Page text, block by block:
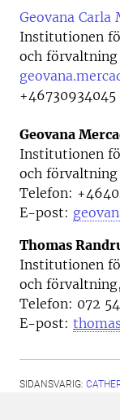
Geovana Carla
Institutionen
och förvaltning
+46730934045
Geovana
Institutionen
och förvaltning
Telefon:
E-post:
Thomas
Institutionen
och
Telefon: 072
E-post:
SIDANSVARIG: